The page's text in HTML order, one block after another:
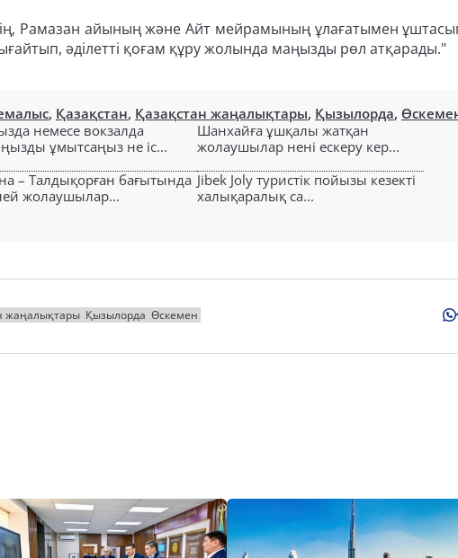
Рамазан айының және Айт мейрамының ұлағатымен
әділетті қоғам құру жолында маңызды рөл атқарады."
, Қазақстан, Қазақстан жаңалықтары, Қызылорда,
немесе вокзалда
ұмытсаңыз не іс...
Шанхайға ұшқалы жатқан
жолаушылар нені ескеру кер...
– Талдықорған бағытында
жолаушылар...
Jibek Joly туристік пойызы кезекті
халықаралық са...
жаңалықтары Қызылорда Өскемен